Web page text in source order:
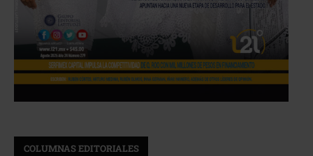
COLUMNAS EDITORIALES